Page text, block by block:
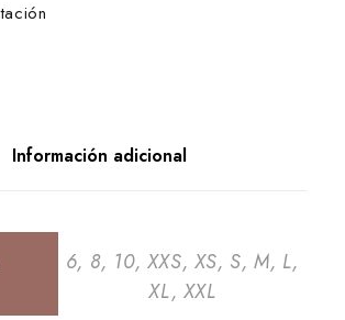
Información adicional
6, 8, 10, XXS, XS, S, M, L,
XL, XXL